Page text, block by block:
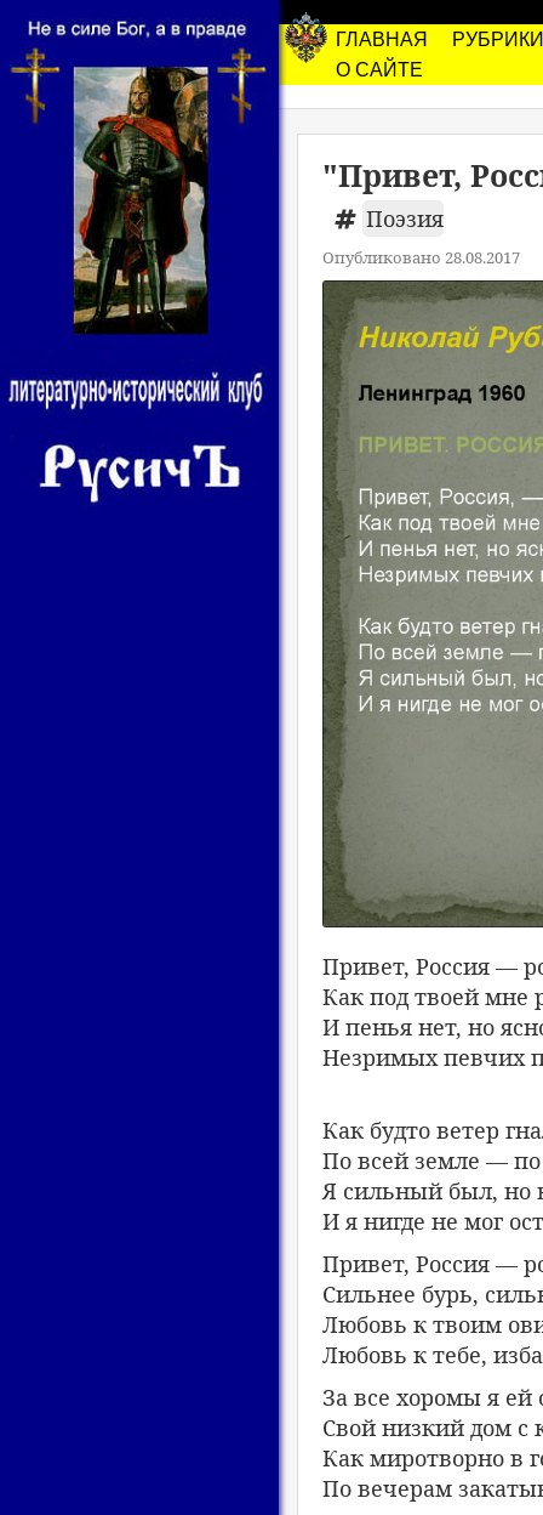
ГЛАВНАЯ
РУБРИКИ
О САЙТЕ
"Привет,
Поэзия
Опубликовано 28.08.2017
Привет, Россия —
Как под твоей мне
И пенья нет, но
Незримых певчих
Как будто ветер
По всей земле —
Я сильный был, но
И я нигде не мог
Привет, Россия —
Сильнее бурь,
Любовь к твоим
Любовь к тебе,
За все хоромы я ей
Свой низкий дом с
Как миротворно в
По вечерам